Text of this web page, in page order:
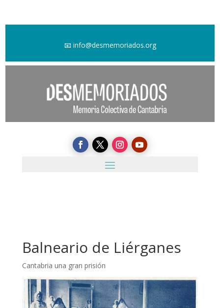
📧 info@desmemoriados.org
Balneario de Liérganes
Cantabria una gran prisión